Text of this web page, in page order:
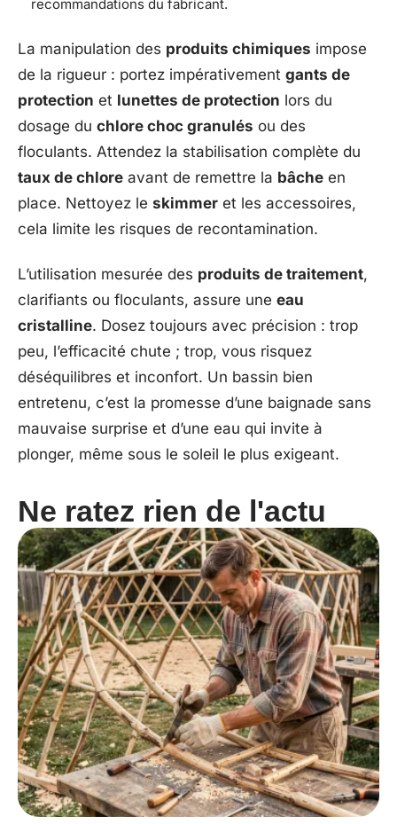
recommandations du fabricant.
La manipulation des produits chimiques impose
de la rigueur : portez impérativement gants de
protection et lunettes de protection lors du
dosage du chlore choc granulés ou des
floculants. Attendez la stabilisation complète du
taux de chlore avant de remettre la bâche en
place. Nettoyez le skimmer et les accessoires,
cela limite les risques de recontamination.
L’utilisation mesurée des produits de traitement,
clarifiants ou floculants, assure une eau
cristalline. Dosez toujours avec précision : trop
peu, l’efficacité chute ; trop, vous risquez
déséquilibres et inconfort. Un bassin bien
entretenu, c’est la promesse d’une baignade sans
mauvaise surprise et d’une eau qui invite à
plonger, même sous le soleil le plus exigeant.
Ne ratez rien de l'actu